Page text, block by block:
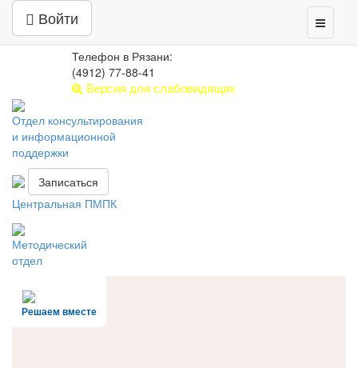
Войти
Toggle
Центр психолого-педагогической,
медицинской и социальной помощи
РЯЗАНСКАЯ ОБЛАСТЬ
Телефон в Рязани:
(4912) 77-88-41
Версия для слабовидящих
Отдел консультирования
и информационной
поддержки
Записаться
Центральная ПМПК
Методический
отдел
Решаем вместе